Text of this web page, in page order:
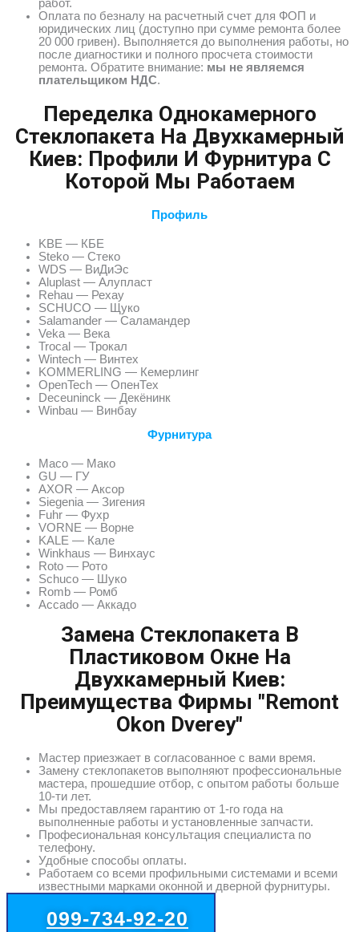
работ.
Оплата по безналу на расчетный счет для ФОП и
юридических лиц (доступно при сумме ремонта более
20 000 гривен). Выполняется до выполнения работы, но
после диагностики и полного просчета стоимости
ремонта. Обратите внимание: мы не являемся
плательщиком НДС.
Переделка Однокамерного
Стеклопакета На Двухкамерный
Киев: Профили И Фурнитура С
Которой Мы Работаем
Профиль
KBE — КБЕ
Steko — Стеко
WDS — ВиДиЭс
Aluplast — Алупласт
Rehau — Рехау
SCHUCO — Щуко
Salamander — Саламандер
Veka — Века
Trocal — Трокал
Wintech — Винтех
KOMMERLING — Кемерлинг
OpenTech — ОпенТех
Deceuninck — Декёнинк
Winbau — Винбау
Фурнитура
Maco — Мако
GU — ГУ
AXOR — Аксор
Siegenia — Зигения
Fuhr — Фухр
VORNE — Ворне
KALE — Кале
Winkhaus — Винхаус
Roto — Рото
Schuco — Шуко
Romb — Ромб
Accado — Аккадо
Замена Стеклопакета В
Пластиковом Окне На
Двухкамерный Киев:
Преимущества Фирмы "Remont
Okon Dverey"
Мастер приезжает в согласованное с вами время.
Замену стеклопакетов выполняют профессиональные
мастера, прошедшие отбор, с опытом работы больше
10-ти лет.
Мы предоставляем гарантию от 1-го года на
выполненные работы и установленные запчасти.
Професиональная консультация специалиста по
телефону.
Удобные способы оплаты.
Работаем со всеми профильными системами и всеми
известными марками оконной и дверной фурнитуры.
099-734-92-20